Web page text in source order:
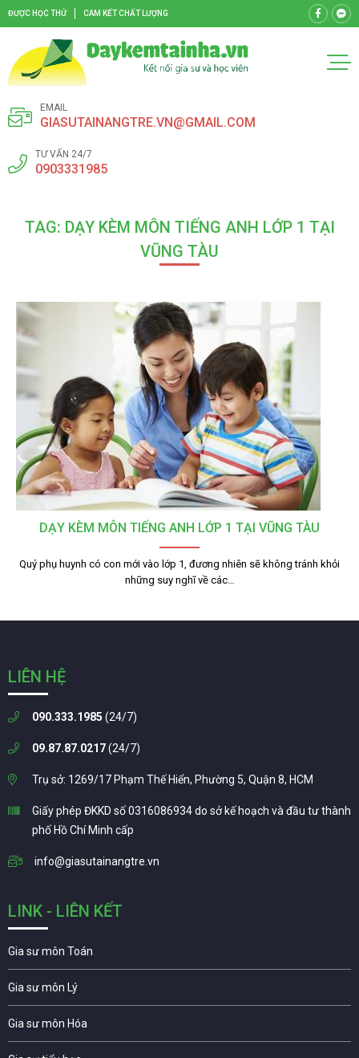
ĐƯỢC HỌC THỬ CAM KẾT CHẤT LƯỢNG
EMAIL
GIASUTAINANGTRE.VN@GMAIL.COM
TƯ VẤN 24/7
0903331985
TAG: DẠY KÈM MÔN TIẾNG ANH LỚP 1 TẠI
VŨNG TÀU
DẠY KÈM MÔN TIẾNG ANH LỚP 1 TẠI VŨNG TÀU
Quý phụ huynh có con mới vào lớp 1, đương nhiên sẽ không tránh khỏi
những suy nghĩ về các…
LIÊN HỆ
090.333.1985 (24/7)
09.87.87.0217(24/7)
Trụ sở: 1269/17 Phạm Thế Hiển, Phường 5, Quận 8, HCM
Giấy phép ĐKKD số 0316086934 do sở kế hoạch và đầu tư thành
phố Hồ Chí Minh cấp
info@giasutainangtre.vn
LINK - LIÊN KẾT
Gia sư môn Toán
Gia sư môn Lý
Gia sư môn Hóa